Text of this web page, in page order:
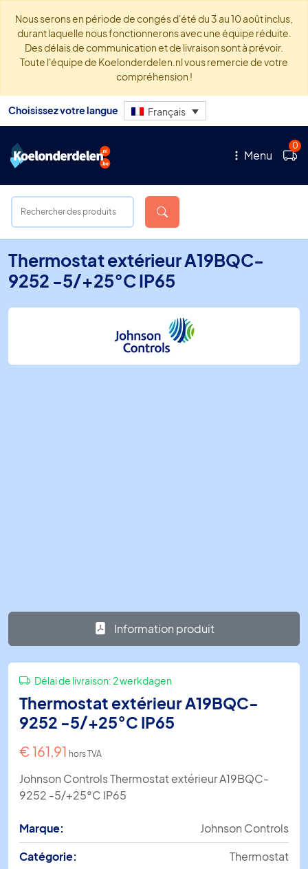
Nous serons en période de congés d'été du 3 au 10 août inclus,
durant laquelle nous fonctionnerons avec une équipe réduite.
Des délais de communication et de livraison sont à prévoir.
Toute l'équipe de Koelonderdelen.nl vous remercie de votre
compréhension !
Choisissez votre langue Français
Menu
0
Thermostat extérieur A19BQC-
9252 -5/+25°C IP65
Information produit
Délai de livraison:2 werkdagen
Thermostat extérieur A19BQC-
9252 -5/+25°C IP65
€161,91 hors TVA
Johnson Controls Thermostat extérieur A19BQC-
9252 -5/+25°C IP65
Marque:
Johnson Controls
Catégorie:
Thermostat